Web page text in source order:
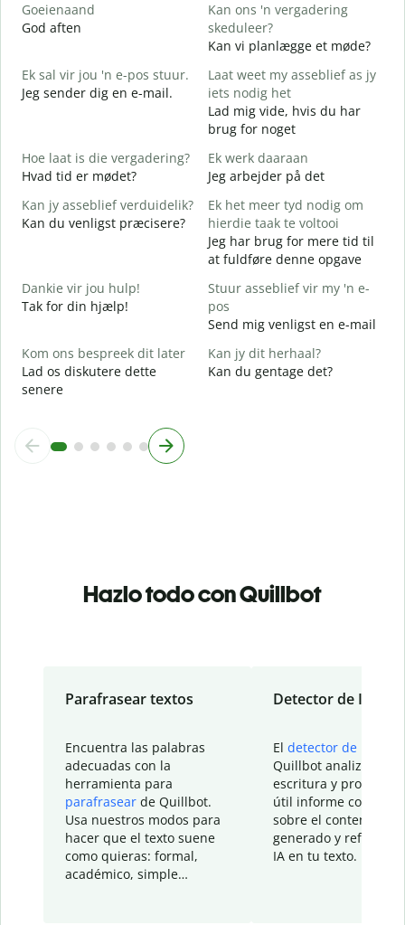
Goeienaand
God aften
Kan ons 'n vergadering
skeduleer?
Kan vi planlægge et møde?
Ek sal vir jou 'n e-pos stuur.
Jeg sender dig en e-mail.
Laat weet my asseblief as jy
iets nodig het
Lad mig vide, hvis du har
brug for noget
Hoe laat is die vergadering?
Hvad tid er mødet?
Ek werk daaraan
Jeg arbejder på det
Kan jy asseblief verduidelik?
Kan du venligst præcisere?
Ek het meer tyd nodig om
hierdie taak te voltooi
Jeg har brug for mere tid til
at fuldføre denne opgave
Dankie vir jou hulp!
Tak for din hjælp!
Stuur asseblief vir my 'n e-
pos
Send mig venligst en e-mail
Kom ons bespreek dit later
Lad os diskutere dette
senere
Kan jy dit herhaal?
Kan du gentage det?
Hazlo todo con Quillbot
Parafrasear textos
Encuentra las palabras
adecuadas con la
herramienta para
parafrasear de Quillbot.
Usa nuestros modos para
hacer que el texto suene
como quieras: formal,
académico, simple…
Detector de IA
El detector de IA
Quillbot analiza tu
escritura y
útil informe con
sobre el contenido
generado y refinado
IA en tu texto.